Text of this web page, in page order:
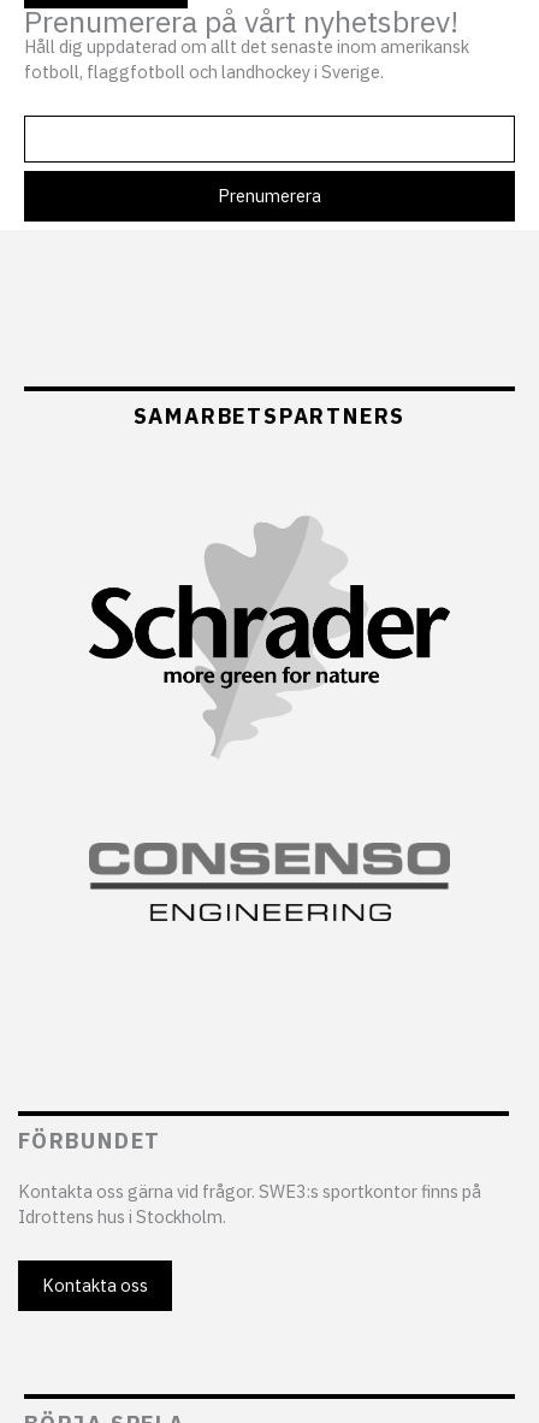
Prenumerera på vårt nyhetsbrev!
Håll dig uppdaterad om allt det senaste inom amerikansk
fotboll, flaggfotboll och landhockey i Sverige.
SAMARBETSPARTNERS
FÖRBUNDET
Kontakta oss gärna vid frågor. SWE3:s sportkontor finns på
Idrottens hus i Stockholm.
Kontakta oss